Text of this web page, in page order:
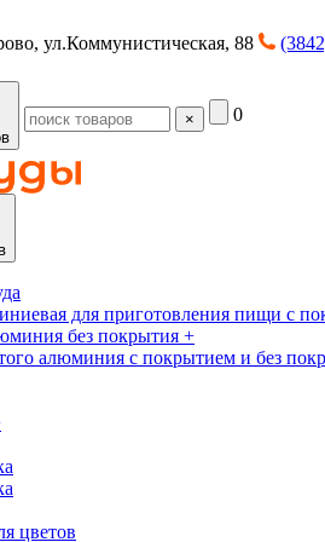
ул.Коммунистическая, 88
× 0
для приготовления пищи с
без покрытия +
алюминия с покрытием и без
цветов